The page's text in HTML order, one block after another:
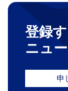
登録
ニュ
申